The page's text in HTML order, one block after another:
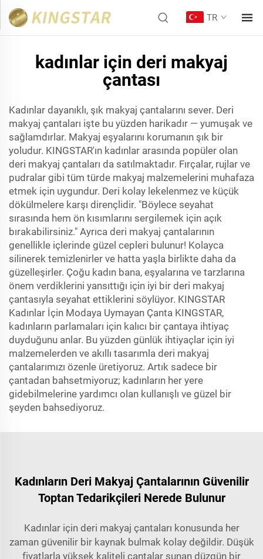
TR
kadınlar için deri makyaj
çantası
Kadınlar dayanıklı, şık makyaj çantalarını sever. Deri
makyaj çantaları işte bu yüzden harikadır — yumuşak ve
sağlamdırlar. Makyaj eşyalarını korumanın şık bir
yoludur. KINGSTAR'ın kadınlar arasında popüler olan
deri makyaj çantaları da satılmaktadır. Fırçalar, rujlar ve
pudralar gibi tüm türde makyaj malzemelerini muhafaza
etmek için uygundur. Deri kolay lekelenmez ve küçük
dökülmelere karşı dirençlidir. "Böylece seyahat
sırasında hem ön kısımlarını sergilemek için açık
bırakabilirsiniz." Ayrıca deri makyaj çantalarının
genellikle içlerinde güzel cepleri bulunur! Kolayca
silinerek temizlenirler ve hatta yaşla birlikte daha da
güzelleşirler. Çoğu kadın bana, eşyalarına ve tarzlarına
önem verdiklerini yansıttığı için iyi bir deri makyaj
çantasıyla seyahat ettiklerini söylüyor. KINGSTAR
Kadınlar İçin Modaya Uymayan Çanta KINGSTAR,
kadınların parlamaları için kalıcı bir çantaya ihtiyaç
duyduğunu anlar. Bu yüzden günlük ihtiyaçlar için iyi
malzemelerden ve akıllı tasarımla deri makyaj
çantalarımızı özenle üretiyoruz. Artık sadece bir
çantadan bahsetmiyoruz; kadınların her yere
gidebilmelerine yardımcı olan kullanışlı ve güzel bir
şeyden bahsediyoruz.
Kadınların Deri Makyaj Çantalarının Güvenilir
Toptan Tedarikçileri Nerede Bulunur
Kadınlar için deri makyaj çantaları konusunda her
zaman güvenilir bir kaynak bulmak kolay değildir. Düşük
fiyatlarla yüksek kaliteli çantalar sunan düzgün bir